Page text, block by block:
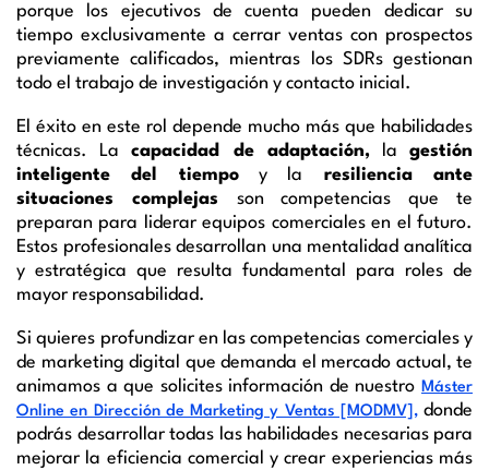
porque los ejecutivos de cuenta pueden dedicar su
tiempo exclusivamente a cerrar ventas con prospectos
previamente calificados, mientras los SDRs gestionan
todo el trabajo de investigación y contacto inicial.
El éxito en este rol depende mucho más que habilidades
técnicas. Lacapacidad de adaptación, lagestión
inteligente del tiempoy la resiliencia ante
situaciones complejas son competencias que te
preparan para liderar equipos comerciales en el futuro.
Estos profesionales desarrollan una mentalidad analítica
y estratégica que resulta fundamental para roles de
mayor responsabilidad.
Si quieres profundizar en las competencias comerciales y
de marketing digital que demanda el mercado actual, te
animamos a que solicites información de nuestro Máster
Online en Dirección de Marketing y Ventas [MODMV],donde
podrás desarrollar todas las habilidades necesarias para
mejorar la eficiencia comercial y crear experiencias más